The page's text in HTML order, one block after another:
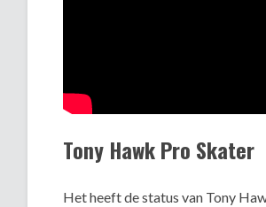
Tony Hawk Pro Skater
Het heeft de status van Tony